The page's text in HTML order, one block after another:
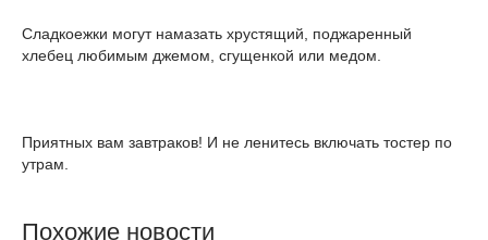
Сладкоежки могут намазать хрустящий, поджаренный
хлебец любимым джемом, сгущенкой или медом.
Приятных вам завтраков! И не ленитесь включать тостер по
утрам.
Похожие новости